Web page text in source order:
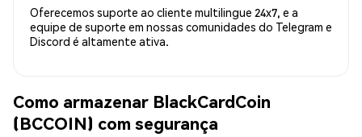
Oferecemos suporte ao cliente multilingue 24x7, e a
equipe de suporte em nossas comunidades do Telegram e
Discord é altamente ativa.
Como armazenar BlackCardCoin
(BCCOIN) com segurança